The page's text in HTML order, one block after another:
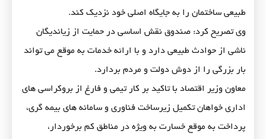
طبیعی ساختمان را به جایگاه اصلی خود نزدیک کند.
وی تصریح کرد: صندوق نقش اساسی در حمایت از زیاندیگان
ناشی از حوادث طبیعی دارد و با ارائه خدمات به موقع می تواند
بار بزرگی را از دوش دولت و مردم بردارد.
معاون وزیر اقتصاد با تاکید بر کار تیمی و فارغ از بروکراسی های
اداری خواهان تکمیل زیرساخت فناوری و سامانه های بیمه گری،
پرداخت به موقع خسارت به ویژه در مناطق کم برخوردار،